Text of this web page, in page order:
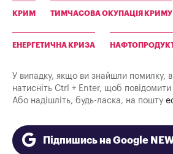
КРИМ ТИМЧАСОВА ОКУПАЦІЯ КРИМУ
ЕНЕРГЕТИЧНА КРИЗА
У випадку, якщо ви знайшли помилку,
натисніть Ctrl + Enter, щоб
Або надішліть, будь-ласка, на пошту
Підпишись на Google